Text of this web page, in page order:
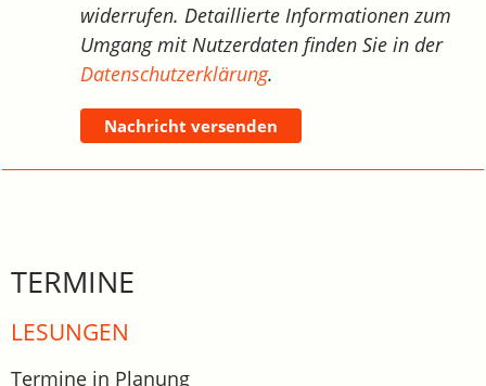
widerrufen. Detaillierte Informationen zum
Umgang mit Nutzerdaten finden Sie in der
Datenschutzerklärung.
Nachricht versenden
TERMINE
LESUNGEN
Termine in Planung